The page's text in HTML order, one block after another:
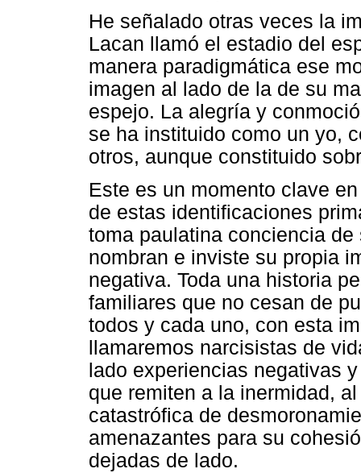
He señalado otras veces la
Lacan llamó el estadio del
manera paradigmática ese
imagen al lado de la de su
espejo. La alegría y
se ha instituido como un yo,
otros, aunque constituido
Este es un momento clave
de estas identificaciones
toma paulatina conciencia
nombran e inviste su propia
negativa. Toda una historia
familiares que no cesan de
todos y cada uno, con esta
llamaremos narcisistas de
lado experiencias negativas
que remiten a la inermidad,
catastrófica de
amenazantes para su
dejadas de lado.